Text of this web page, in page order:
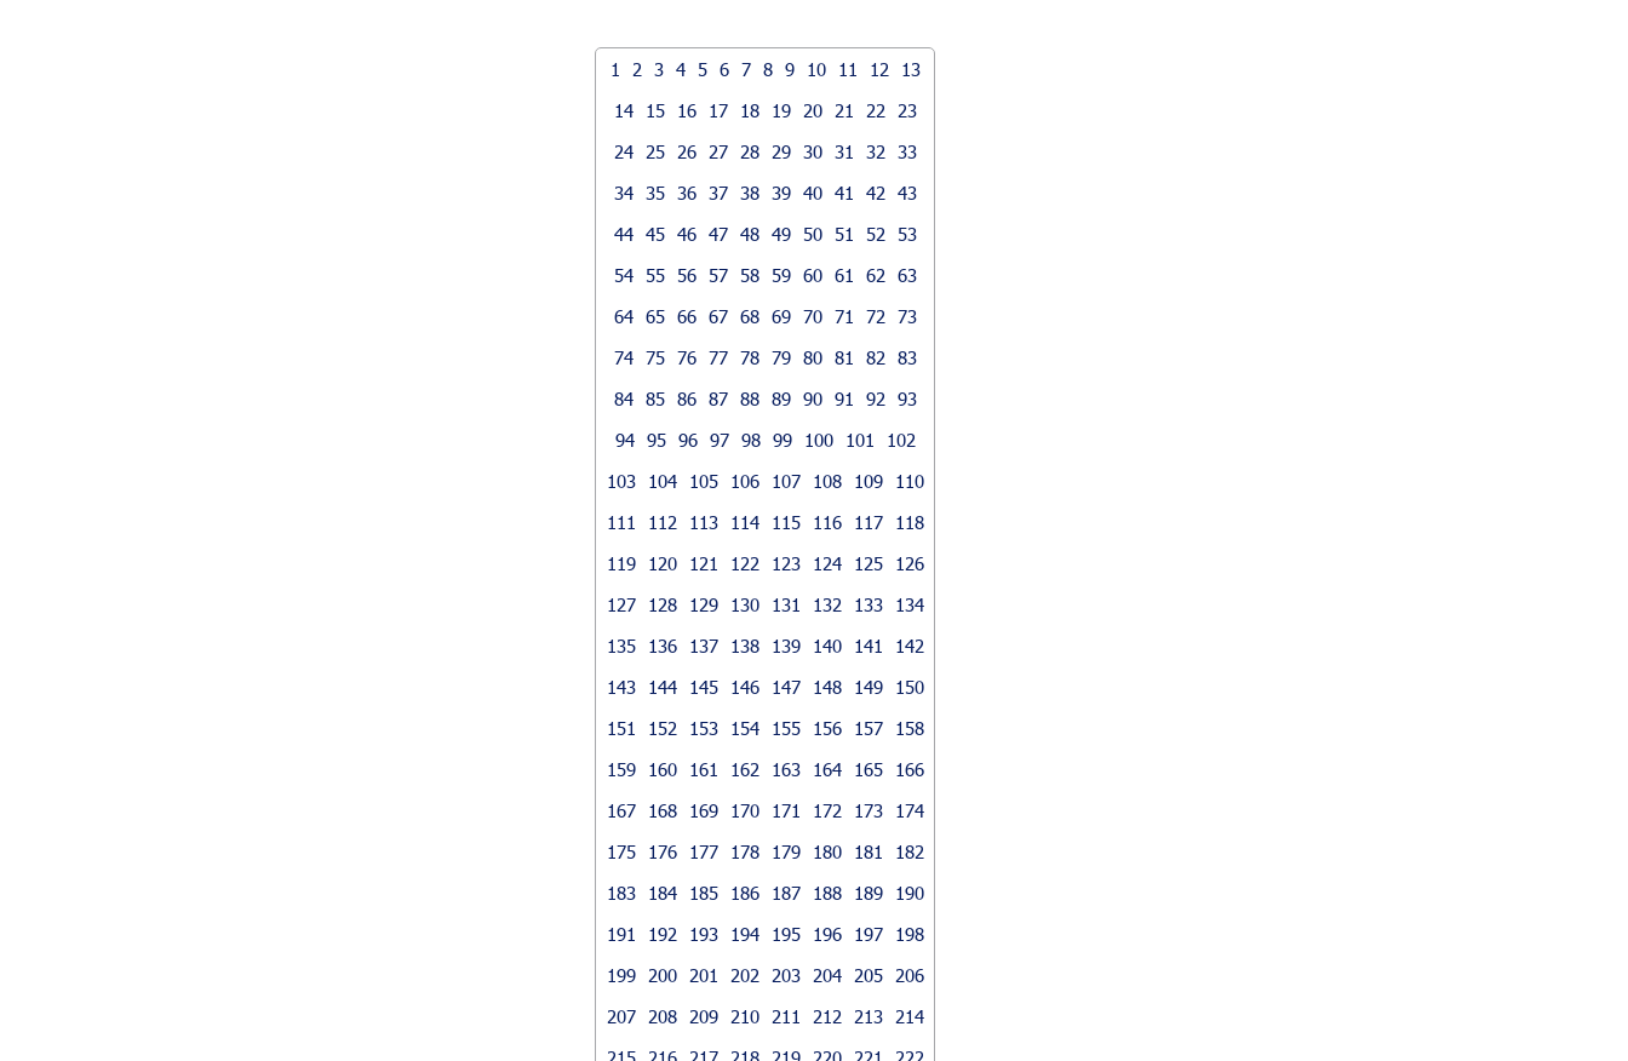
1 2 3 4 5 6 7 8 9 10 11 12
13
14
15 16 17 18 19 20 21 22
23
24
25 26 27 28 29 30 31 32
33
34 35 36 37 38 39 40 41 42
43
44 45 46 47 48 49 50 51 52
53
54 55 56 57 58 59 60 61 62
63
64 65 66 67 68 69 70 71 72
73
74 75 76 77 78 79 80 81 82
83
84 85 86 87 88 89 90 91 92
93
94 95 96 97 98 99 100 101
102
103
104 105 106 107 108 109
110
111
112 113 114 115 116 117
118
119
120 121 122 123 124 125
126
127
128 129 130 131 132 133
134
135
136 137 138 139 140 141
142
143
144 145 146 147 148 149
150
151
152 153 154 155 156 157
158
159
160 161 162 163 164 165
166
167
168 169 170 171 172 173
174
175
176 177 178 179 180 181
182
183
184 185 186 187 188 189
190
191
192 193 194 195 196 197
198
199
200 201 202 203 204 205
206
207
208 209 210 211 212 213
214